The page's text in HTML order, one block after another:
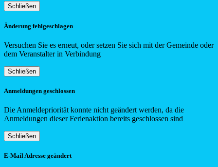
Schließen
Änderung fehlgeschlagen
Versuchen Sie es erneut, oder setzen Sie sich mit der Gemeinde oder
dem Veranstalter in Verbindung
Schließen
Anmeldungen geschlossen
Die Anmeldepriorität konnte nicht geändert werden, da die
Anmeldungen dieser Ferienaktion bereits geschlossen sind
Schließen
E-Mail Adresse geändert